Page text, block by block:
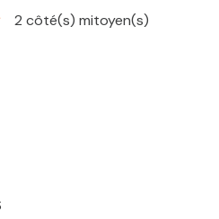
2 côté(s) mitoyen(s)